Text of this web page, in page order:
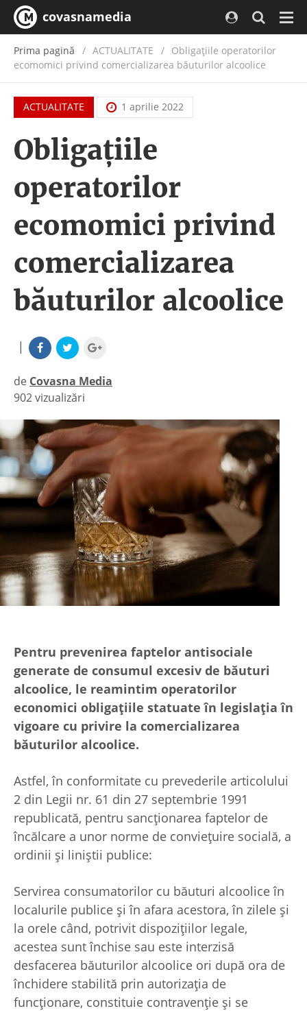
covasnamedia
Prima pagină ACTUALITATE / Obligațiile operatorilor
ecomomici privind comercializarea băuturilor alcoolice
ACTUALITATE 1 aprilie 2022
Obligațiile
operatorilor
ecomomici privind
comercializarea
băuturilor alcoolice
|
de Covasna Media
|
902 vizualizări
Pentru prevenirea faptelor antisociale
generate de consumul excesiv de băuturi
alcoolice, le reamintim operatorilor
economici obligațiile statuate în legislația în
vigoare cu privire la comercializarea
băuturilor alcoolice.
Astfel, în conformitate cu prevederile articolului
2 din Legii nr. 61 din 27 septembrie 1991
republicată, pentru sancţionarea faptelor de
încălcare a unor norme de convieţuire socială, a
ordinii şi liniştii publice:
Servirea consumatorilor cu băuturi alcoolice în
localurile publice şi în afara acestora, în zilele şi
la orele când, potrivit dispoziţiilor legale,
acestea sunt închise sau este interzisă
desfacerea băuturilor alcoolice ori după ora de
închidere stabilită prin autorizaţia de
funcţionare, constituie contravenţie și se